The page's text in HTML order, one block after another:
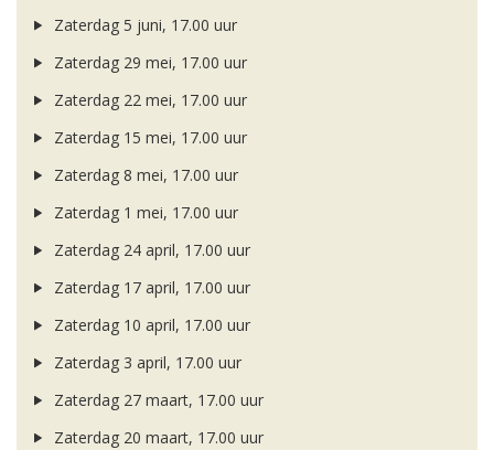
Zaterdag 5 juni, 17.00 uur
Zaterdag 29 mei, 17.00 uur
Zaterdag 22 mei, 17.00 uur
Zaterdag 15 mei, 17.00 uur
Zaterdag 8 mei, 17.00 uur
Zaterdag 1 mei, 17.00 uur
Zaterdag 24 april, 17.00 uur
Zaterdag 17 april, 17.00 uur
Zaterdag 10 april, 17.00 uur
Zaterdag 3 april, 17.00 uur
Zaterdag 27 maart, 17.00 uur
Zaterdag 20 maart, 17.00 uur